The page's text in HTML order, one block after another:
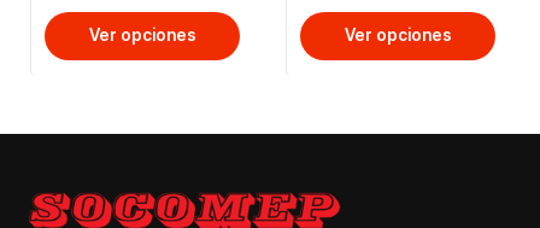
Ver opciones Ver opciones